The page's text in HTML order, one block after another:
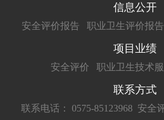
信息公开
安全评价报告 职业卫生评价报告
项目业绩
安全评价 职业卫生技术
联系方式
联系电话： 0575-85123968 安全